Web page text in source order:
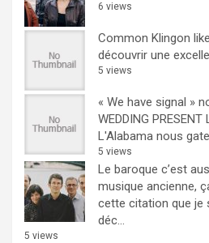
6 views
Common Klingon
découvrir une
5 views
« We have signal »
WEDDING PRESENT
L'Alabama nous
5 views
Le baroque c’est
musique ancienne,
cette citation que je
déc...
5 views